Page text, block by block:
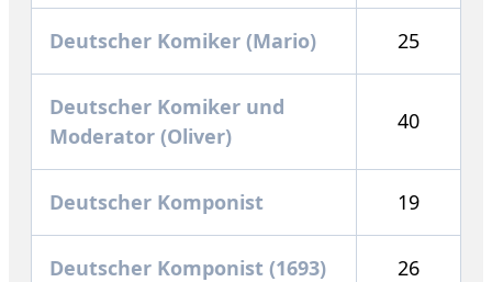
Deutscher Komiker (Mario) 25
Deutscher Komiker und
Moderator (Oliver)
40
Deutscher Komponist 19
Deutscher Komponist (1693) 26